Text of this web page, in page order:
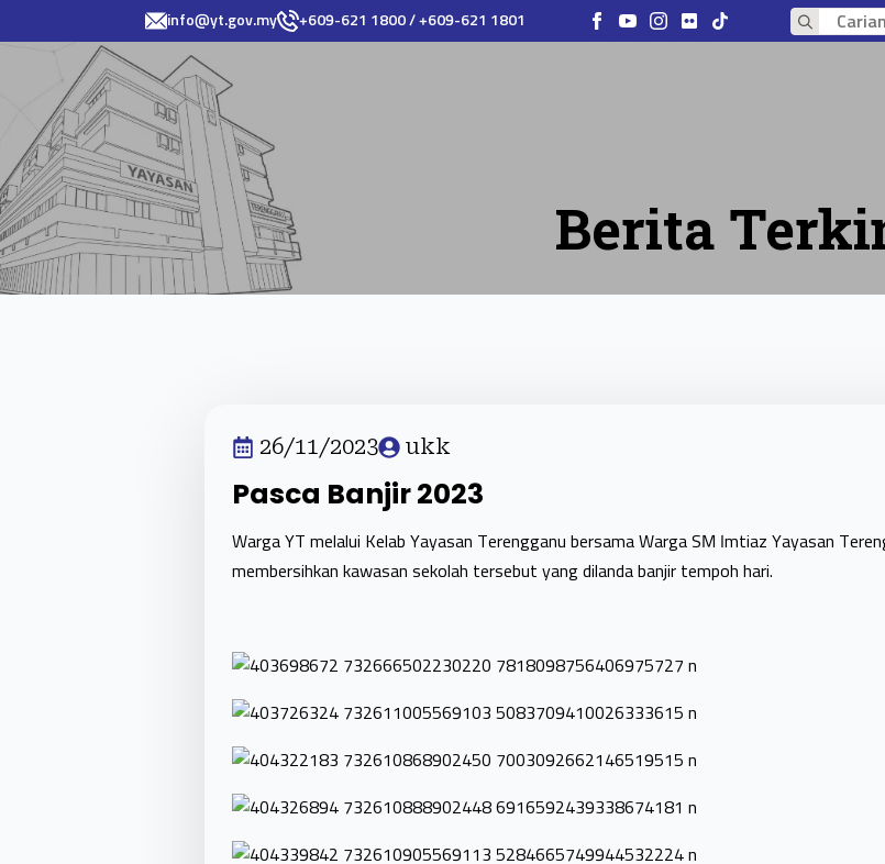
info@yt.gov.my +609-621 1800 / +609-621 1801
Search
Berita
26/11/2023 ukk
Pasca Banjir 2023
Warga YT melalui Kelab Yayasan Terengganu bersama Warga SM Imtiaz Yayasan
membersihkan kawasan sekolah tersebut yang dilanda banjir tempoh hari.